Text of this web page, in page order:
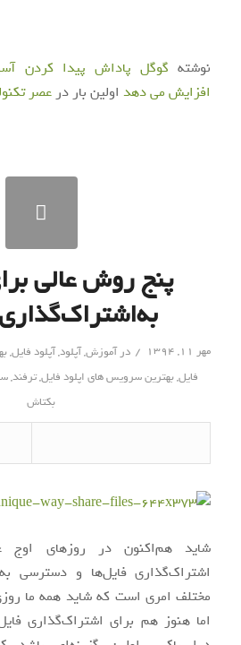
نوشته گوگل پاداش پیدا کردن
افزایش می دهداولین بار در عصر
پنج روش عالی
مهر ۱۱, ۱۳۹۴ / درآموزش,آپلود,آپلود فایل,
فایل,بهترین سرویس های اپلود فایل,ترفند,
بکتاش
شاید هم‌اکنون در روزهای اوج
اشتراک‌گذاری فایل‌ها و دسترسی
مختلف امری است که شاید همه ما
اما هنوز هم برای اشتراک‌گذاری